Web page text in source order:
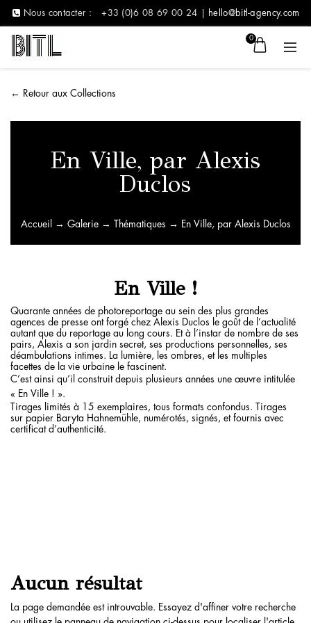
Nous contacter : +33 (0)6 08 69 00 24 | hello@bitl-agency.com
0
← Retour aux Collections
En Ville, par Alexis
Duclos
Accueil → Galerie→ Thématiques → En Ville, par Alexis Duclos
En Ville !
Quarante années de photoreportage au sein des plus grandes
agences de presse ont forgé chez Alexis Duclos le goût de l’actualité
autant que du reportage au long cours. Et à l’instar de nombre de ses
pairs, Alexis a son jardin secret, ses productions personnelles, ses
déambulations intimes. La lumière, les ombres, et les multiples
facettes de la vie urbaine le fascinent.
C’est ainsi qu’il construit depuis plusieurs années une œuvre intitulée
« En Ville ! ».
Tirages limités à 15 exemplaires, tous formats confondus. Tirages
sur papier Baryta Hahnemühle, numérotés, signés, et fournis avec
certificat d’authenticité.
Aucun résultat
La page demandée est introuvable. Essayez d'affiner votre recherche